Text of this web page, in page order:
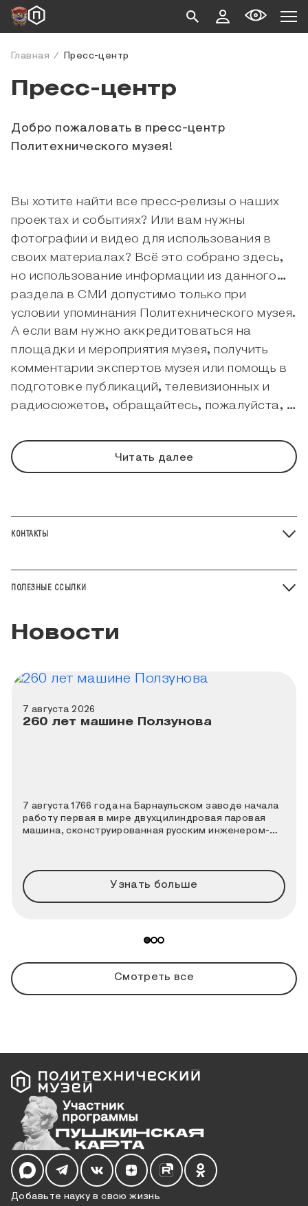
Главная Пресс-центр
Пресс-центр
Добро пожаловать в пресс-центр
Политехнического музея!
Вы хотите найти все пресс-релизы о наших
проектах и событиях? Или вам нужны
фотографии и видео для использования в
своих материалах? Всё это собрано здесь,
но использование информации из данного
раздела в СМИ допустимо только при
условии упоминания Политехнического музея.
А если вам нужно аккредитоваться на
площадки и мероприятия музея, получить
комментарии экспертов музея или помощь в
подготовке публикаций, телевизионных и
радиосюжетов, обращайтесь, пожалуйста, в
Читать далее
КОНТАКТЫ
ПОЛЕЗНЫЕ ССЫЛКИ
Новости
7 августа 2026
260 лет машине Ползунова
7 августа 1766 года на Барнаульском заводе начала
работу первая в мире двухцилиндровая паровая
машина, сконструированная русским инженером-
познавательный квиз.Узнать больше
Смотреть все
Добавьте науку в свою жизнь
Мы в социальных сетях